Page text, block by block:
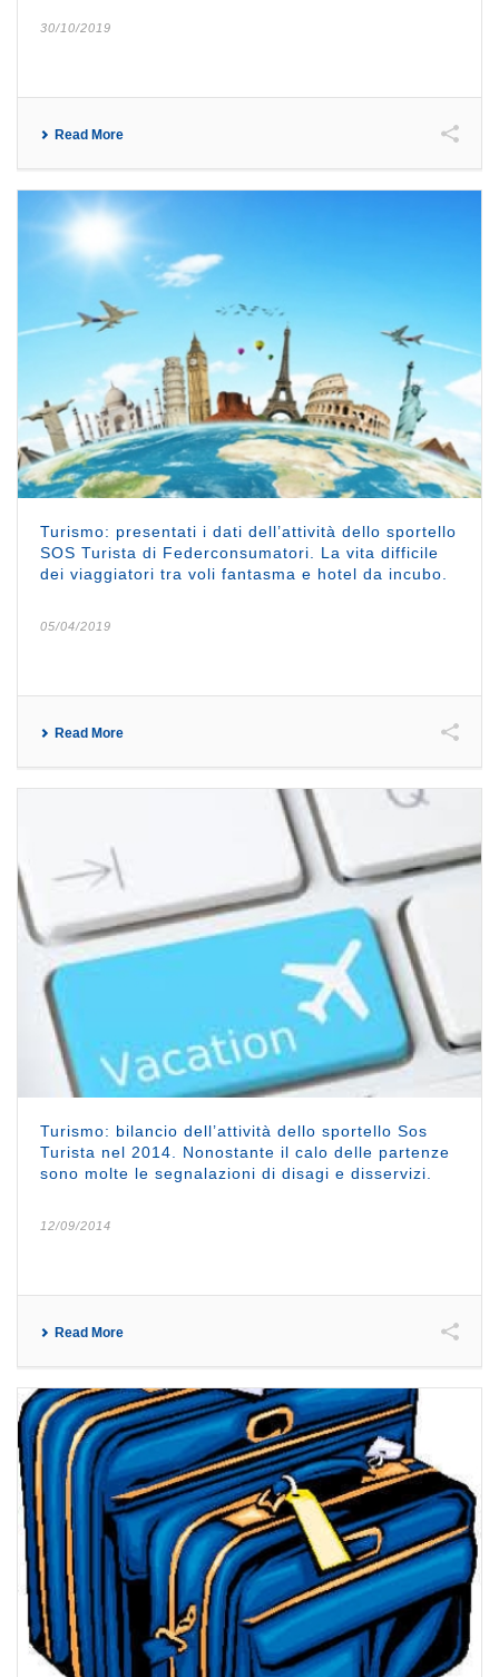
30/10/2019
Read More
Turismo: presentati i dati dell’attività dello sportello
SOS Turista di Federconsumatori. La vita difficile
dei viaggiatori tra voli fantasma e hotel da incubo.
05/04/2019
Read More
Turismo: bilancio dell’attività dello sportello Sos
Turista nel 2014. Nonostante il calo delle partenze
sono molte le segnalazioni di disagi e disservizi.
12/09/2014
Read More